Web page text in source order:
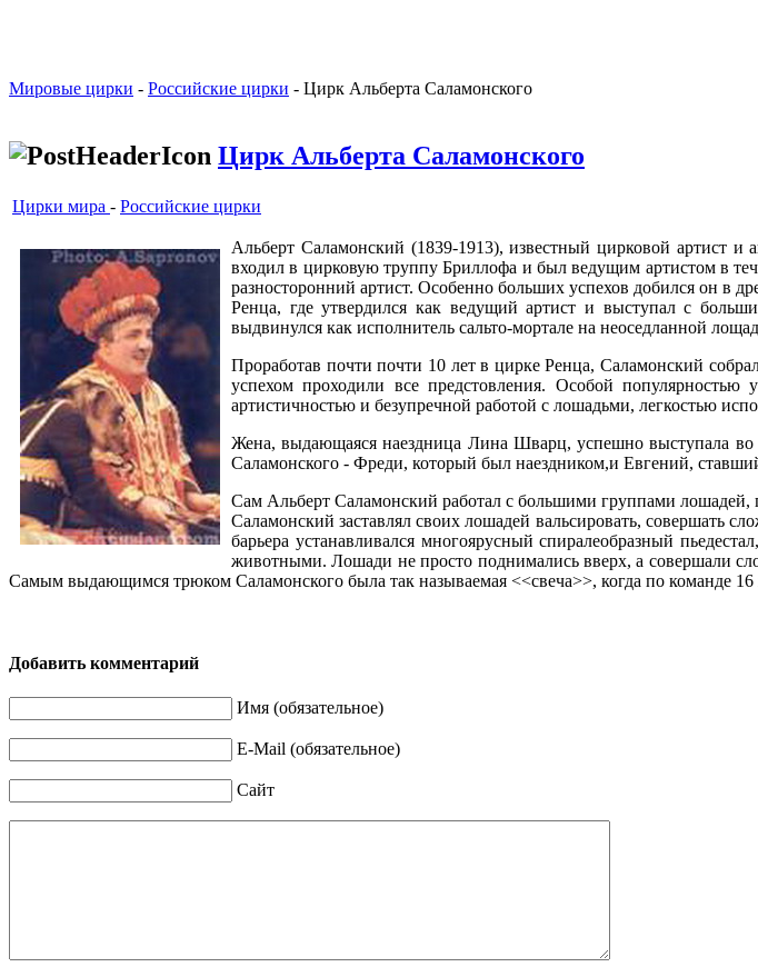
Мировые цирки - Российские цирки - Цирк Альберта Саламонского
Цирк Альберта Саламонского
Цирки мира - Российские цирки
Альберт Саламонский (1839-1913), известный цирковой артист и
входил в цирковую труппу Бриллофа и был ведущим артистом в
разносторонний артист. Особенно больших успехов добился он в
Ренца, где утвердился как ведущий артист и выступал с
выдвинулся как исполнитель сальто-мортале на неоседланной
Проработав почти почти 10 лет в цирке Ренца, Саламонский
успехом проходили все предстовления. Особой популярностью
артистичностью и безупречной работой с лошадьми, легкостью
Жена, выдающаяся наездница Лина Шварц, успешно выступала
Саламонского - Фреди, который был наездником,и Евгений,
Сам Альберт Саламонский работал с большими группами лошадей,
Саламонский заставлял своих лошадей вальсировать, совершать
барьера устанавливался многоярусный спиралеобразный
животными. Лошади не просто поднимались вверх, а совершали
Самым выдающимся трюком Саламонского была так называемая <<свеча>>, когда по команде
Добавить комментарий
Имя (обязательное)
E-Mail (обязательное)
Сайт